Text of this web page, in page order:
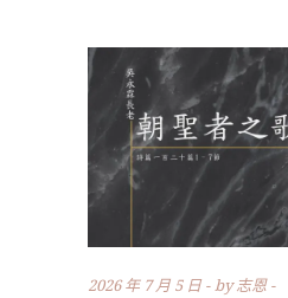
2026 年 7 月 5 日 by志恩